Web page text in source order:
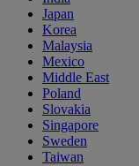
Japan
Korea
Malaysia
Mexico
Middle East
Poland
Slovakia
Singapore
Sweden
Taiwan